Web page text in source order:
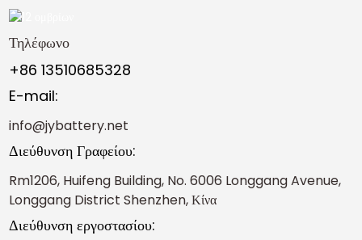
Τηλέφωνο
+86 13510685328
E-mail:
info@jybattery.net
Διεύθυνση Γραφείου:
Rm1206, Huifeng Building, No. 6006 Longgang Avenue,
Longgang District Shenzhen, Κίνα
Διεύθυνση εργοστασίου: